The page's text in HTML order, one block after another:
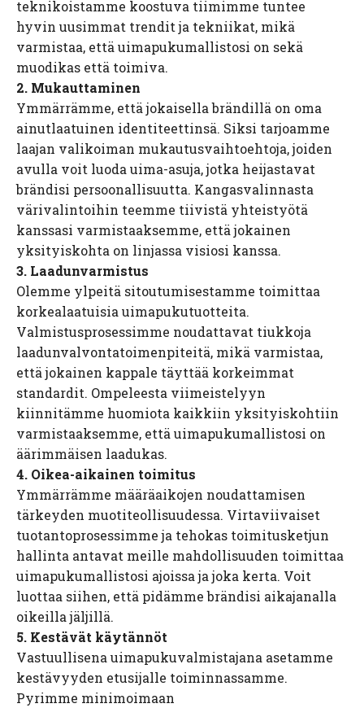
teknikoistamme koostuva tiimimme tuntee
hyvin uusimmat trendit ja tekniikat, mikä
varmistaa, että uimapukumallistosi on sekä
muodikas että toimiva.
2. Mukauttaminen
Ymmärrämme, että jokaisella brändillä on oma
ainutlaatuinen identiteettinsä. Siksi tarjoamme
laajan valikoiman mukautusvaihtoehtoja, joiden
avulla voit luoda uima-asuja, jotka heijastavat
brändisi persoonallisuutta. Kangasvalinnasta
värivalintoihin teemme tiivistä yhteistyötä
kanssasi varmistaaksemme, että jokainen
yksityiskohta on linjassa visiosi kanssa.
3. Laadunvarmistus
Olemme ylpeitä sitoutumisestamme toimittaa
korkealaatuisia uimapukutuotteita.
Valmistusprosessimme noudattavat tiukkoja
laadunvalvontatoimenpiteitä, mikä varmistaa,
että jokainen kappale täyttää korkeimmat
standardit. Ompeleesta viimeistelyyn
kiinnitämme huomiota kaikkiin yksityiskohtiin
varmistaaksemme, että uimapukumallistosi on
äärimmäisen laadukas.
4. Oikea-aikainen toimitus
Ymmärrämme määräaikojen noudattamisen
tärkeyden muotiteollisuudessa. Virtaviivaiset
tuotantoprosessimme ja tehokas toimitusketjun
hallinta antavat meille mahdollisuuden toimittaa
uimapukumallistosi ajoissa ja joka kerta. Voit
luottaa siihen, että pidämme brändisi aikajanalla
oikeilla jäljillä.
5. Kestävät käytännöt
Vastuullisena uimapukuvalmistajana asetamme
kestävyyden etusijalle toiminnassamme.
Pyrimme minimoimaan